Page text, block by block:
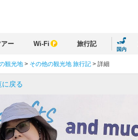
アー Wi-Fi 旅行記
国内
観光地 > その他の観光地 旅行記 > 詳細
に戻る